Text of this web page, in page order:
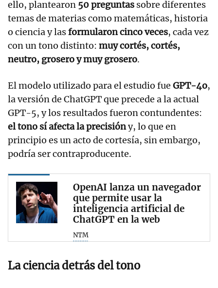
ello, plantearon 50 preguntas sobre diferentes
temas de materias como matemáticas, historia
o ciencia y lasformularon cinco veces, cada vez
con un tono distinto: muy cortés, cortés,
neutro, grosero y muy grosero.
El modelo utilizado para el estudio fue GPT-4o,
la versión de ChatGPT que precede a la actual
GPT-5, y los resultados fueron contundentes:
el tono sí afecta la precisióny, lo que en
principio es un acto de cortesía, sin embargo,
podría ser contraproducente.
OpenAI lanza un navegador
que permite usar la
inteligencia artificial de
ChatGPT en la web
NTM
La ciencia detrás del tono